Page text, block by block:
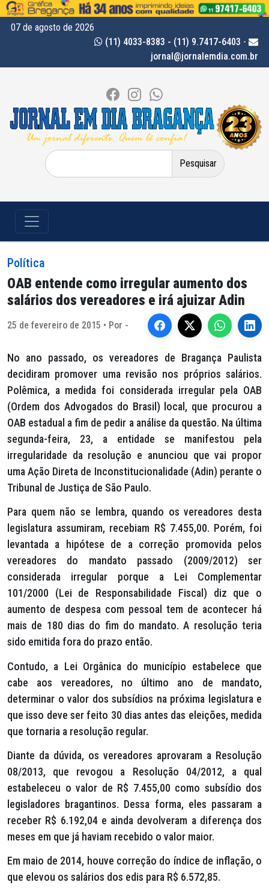
07 de agosto de 2026
(11) 4033-8383 - (11) 9.7417-6403 -
jornal@jornalemdia.com.br
Pesquisar
por:
Política
OAB entende como irregular aumento dos
salários dos vereadores e irá ajuizar Adin
25 de fevereiro de 2015 • Por -
No ano passado, os vereadores de Bragança Paulista
decidiram promover uma revisão nos próprios salários.
Polêmica, a medida foi considerada irregular pela OAB
(Ordem dos Advogados do Brasil) local, que procurou a
OAB estadual a fim de pedir a análise da questão. Na última
segunda-feira, 23, a entidade se manifestou pela
irregularidade da resolução e anunciou que vai propor
uma Ação Direta de Inconstitucionalidade (Adin) perante o
Tribunal de Justiça de São Paulo.
Para quem não se lembra, quando os vereadores desta
legislatura assumiram, recebiam R$ 7.455,00. Porém, foi
levantada a hipótese de a correção promovida pelos
vereadores do mandato passado (2009/2012) ser
considerada irregular porque a Lei Complementar
101/2000 (Lei de Responsabilidade Fiscal) diz que o
aumento de despesa com pessoal tem de acontecer há
mais de 180 dias do fim do mandato. A resolução teria
sido emitida fora do prazo então.
Contudo, a Lei Orgânica do município estabelece que
cabe aos vereadores, no último ano de mandato,
determinar o valor dos subsídios na próxima legislatura e
que isso deve ser feito 30 dias antes das eleições, medida
que tornaria a resolução regular.
Diante da dúvida, os vereadores aprovaram a Resolução
08/2013, que revogou a Resolução 04/2012, a qual
estabeleceu o valor de R$ 7.455,00 como subsídio dos
legisladores bragantinos. Dessa forma, eles passaram a
receber R$ 6.192,04 e ainda devolveram a diferença dos
meses em que já haviam recebido o valor maior.
Em maio de 2014, houve correção do índice de inflação, o
que elevou os salários dos edis para R$ 6.572,85.